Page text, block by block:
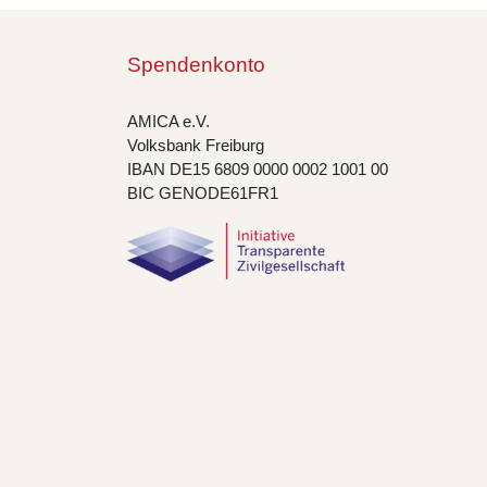
Spendenkonto
AMICA e.V.
Volksbank Freiburg
IBAN DE15 6809 0000 0002 1001 00
BIC GENODE61FR1